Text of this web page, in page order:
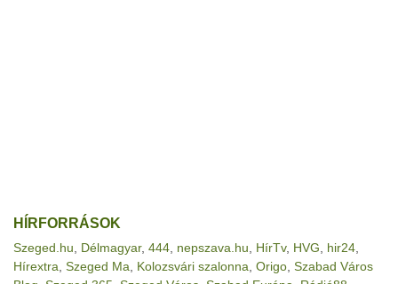
HÍRFORRÁSOK
Szeged.hu Délmagyar, 444 nepszava.hu HírTv, HVG hir24
Hírextra Szeged Ma Kolozsvári szalonna Origo Szabad Város